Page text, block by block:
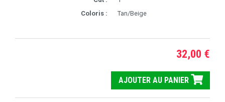
Coloris :
Tan/Beige
32,00 €
AJOUTER AU PANIER